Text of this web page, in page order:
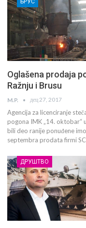
БРУС
Oglašena prodaja
Ražnju i Brusu
M.P. дец 27, 2017
Agencija za licenciranje
pogona IMK „14. oktobar“
bili deo ranije ponuđene
septembra prodata firmi
ДРУШТВО